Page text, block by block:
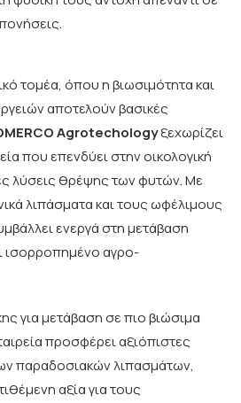
τομέα, όπου η βιωσιμότητα και
αποτελούν βασικές
Agrotechologyξεχωρίζει
που επενδύει στην οικολογική
λύσεις θρέψης των φυτών. Με
λιπάσματα και τους ωφέλιμους
ενεργά στη μετάβαση
ισορροπημένο αγρο-
για μετάβαση σε πιο βιώσιμα
προσφέρει αξιόπιστες
παραδοσιακών λιπασμάτων,
αξία για τους